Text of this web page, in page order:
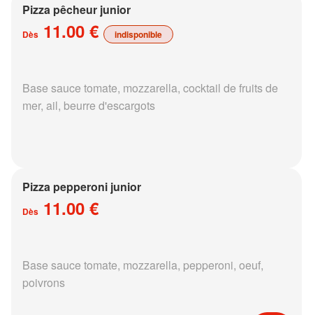
Pizza pêcheur junior
Dès 11.00 € indisponible
Base sauce tomate, mozzarella, cocktail de fruits de
mer, ail, beurre d'escargots
Pizza pepperoni junior
Dès 11.00 €
Base sauce tomate, mozzarella, pepperoni, oeuf,
poivrons